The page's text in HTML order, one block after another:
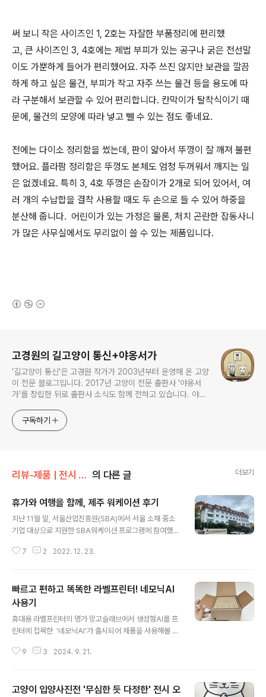
써 보니 작은 사이즈인 1, 2호는 자잘한 부품정리에 편리했
고, 큰 사이즈인 3, 4호에는 제법 부피가 있는 공구나 굵은 전선말
이도 가뿐하게 들어가 편리했어요. 자주 쓰진 않지만 보관을 깔끔
하게 하고 싶은 물건, 부피가 작고 자주 쓰는 물건 등을 용도에 따
라 구분해서 보관할 수 있어 편리합니다. 칸막이가 탈착식이기 때
문에, 물건의 모양에 따라 넣고 뺄 수 있는 점도 좋네요.
전에는 다이소 정리함을 썼는데, 판이 얇아서 뚜껑이 잘 깨져 불편
했어요. 플라팜 정리함은 뚜껑도 본체도 엄청 두꺼워서 깨지는 일
은 없겠네요. 특히 3, 4호 뚜껑은 손잡이가 2개로 되어 있어서, 여
러 개의 수납합을 결착 사용할 때도 두 손으로 들 수 있어 하중을
분산해 줍니다. 어린이가 있는 가정은 물론, 처치 곤란한 잡동사니
가 많은 사무실에서도 무리없이 쓸 수 있는 제품입니다.
고경원의 길고양이 통신+야옹서가
'길고양이 통신'은 고경원 작가가 2003년부터 운영해 온 고양
이 전문 블로그입니다. 2017년 고양이 전문 출판사 '야옹서
가'를 창립한 뒤로 출판사 소식도 함께 전하고 있습니다. 야옹
면서, 고양이와 반려인의 행복에 도움이 될 책을 만듭니다.
구독하기
리뷰-제품 | 전시 | 공연 의 다른 글 더보기
휴가와 여행을 함께, 제주 워케이션 후기
지난 11월 말, 서울산업진흥원(SBA)에서 서울 소재 중소
기업 대상으로 지원한 SBA워케이션 프로그램에 참여했습
어로, 휴가지에서 일하면서 짬짬이 비는 시간을 활용해 개
제주도 등 원하는 지역에서 3박 4일간 선택할 수 있었는데
요. 저는 제주도를 선택해 현지 취재와 함께 개인적인 여행,
취미활동도 즐기고 돌아왔습니다. 자부담 10만 원만 내면
워케이션 장소로 지정된 숙소 중 하나를 골라 3박 4일간
묵을 수 있었어요. 여기에 더해 티웨이항공 5만 원 할인쿠
폰이랑, 프립의 액티비티 지원 쿠폰 6만 원어치까지 받아
7 2 2022. 12. 23.
빠르고 편하고 똑똑한 라벨프린터! 네모닉AI
사용기
휴대용 라벨프린터의 명가 망고슬래브에서 생성형AI를 프
린터에 접목한 '네모닉AI'가 출시되어 제품을 사용해볼 기
려봅니다. 제품명에 'AI'가 새롭게 붙은 것에서 짐작할 수
히 알림 글귀를 써야 할 일이 생겼을 때, 또는 일상생활에서
9 3 2024. 9. 21.
고양이 입양사진전 '무심한 듯 다정한' 전시 오